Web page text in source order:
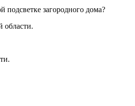
подсветке загородного дома?
области.